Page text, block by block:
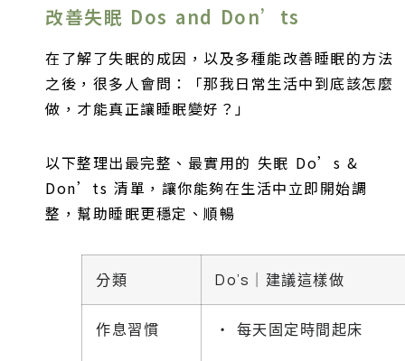
改善失眠 Dos and Don’ts
在了解了失眠的成因，以及多種能改善睡眠的方法
之後，很多人會問：「那我日常生活中到底該怎麼
做，才能真正讓睡眠變好？」
以下整理出最完整、最實用的 失眠 Do’s &
Don’ts 清單，讓你能夠在生活中立即開始調
整，幫助睡眠更穩定、順暢
分類 Do’s｜建議這樣做
作息習慣 ‧ 每天固定時間起床